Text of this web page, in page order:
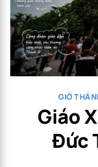
GIỜ
Giáo
Đức